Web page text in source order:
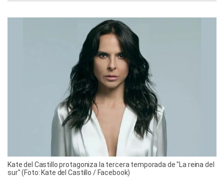
Kate del Castillo protagoniza la tercera temporada de "La reina del
sur" (Foto: Kate del Castillo / Facebook)